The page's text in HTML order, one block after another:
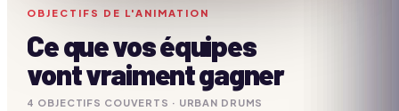
OBJECTIFS DE L'ANIMATION
Ce que vos équipes
vont vraiment gagner
4 OBJECTIFS COUVERTS · URBAN DRUMS